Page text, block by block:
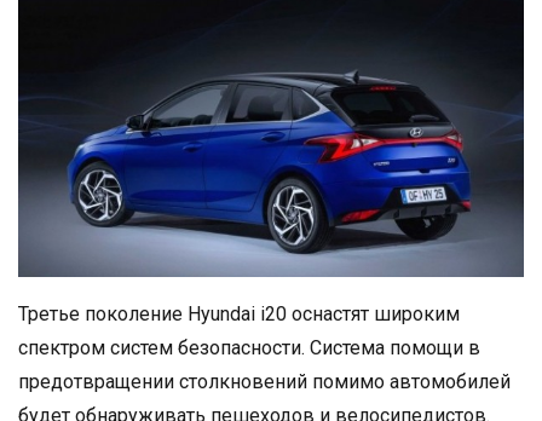
Третье поколение Hyundai i20 оснастят широким
спектром систем безопасности. Система помощи в
предотвращении столкновений помимо автомобилей
будет обнаруживать пешеходов и велосипедистов.